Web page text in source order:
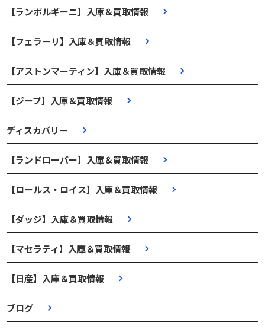
【ランボルギーニ】入庫＆買取情報
【フェラーリ】入庫＆買取情報
【アストンマーティン】入庫＆買取情報
【ジープ】入庫＆買取情報
ディスカバリー
【ランドローバー】入庫＆買取情報
【ロールス・ロイス】入庫＆買取情報
【ダッジ】入庫＆買取情報
【マセラティ】入庫＆買取情報
【日産】入庫＆買取情報
ブログ